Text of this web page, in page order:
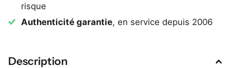
risque
Authenticité garantie, en service depuis 2006
Description